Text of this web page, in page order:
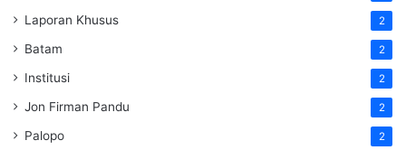
Laporan Khusus 2
Batam 2
Institusi 2
Jon Firman Pandu 2
Palopo 2